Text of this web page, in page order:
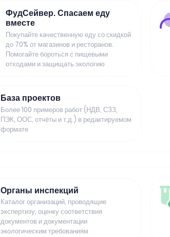
ФудСейвер. Спасаем еду
вместе
Покупайте качественную еду со скидкой
до 70% от магазинов и ресторанов.
Помогайте бороться с пищевыми
отходами и защищать экологию
База проектов
Более 100 примеров работ (НДВ, СЗЗ,
ПЭК, ООС, отчёты и т.д.) в редактируемом
формате
Органы инспекций
Каталог организаций, проводящие
экспертизу, оценку соответствия
документов и документации
экологическим требованиям